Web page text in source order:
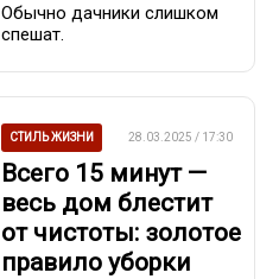
Обычно дачники слишком
спешат.
СТИЛЬ ЖИЗНИ 28.03.2025 / 17:30
Всего 15 минут —
весь дом блестит
от чистоты: золотое
правило уборки